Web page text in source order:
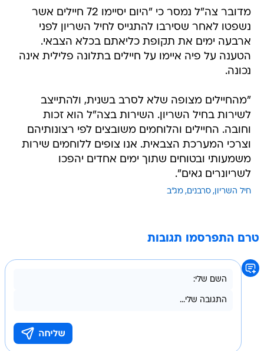
מדובר צה"ל נמסר כי "היום יסיימו 72 חיילים אשר
נשפטו לאחר שסירבו להתגייס לחיל השריון לפני
ארבעה ימים את תקופת כליאתם בכלא הצבאי.
הטענה על פיה איימו על חיילים בתלונה פלילית אינה
נכונה.
"מהחיילים מצופה שלא לסרב בשנית, ולהתייצב
לשירות בחיל השריון. השירות בצה"ל הוא זכות
וחובה. החיילים והלוחמים משובצים לפי רצונותיהם
וצרכי המערכת הצבאית. אנו צופים ללוחמים שירות
משמעותי ובטוחים שתוך ימים אחדים יהפכו
לשריונרים גאים".
חיל השריון סרבנים מג"ב
טרם התפרסמו תגובות